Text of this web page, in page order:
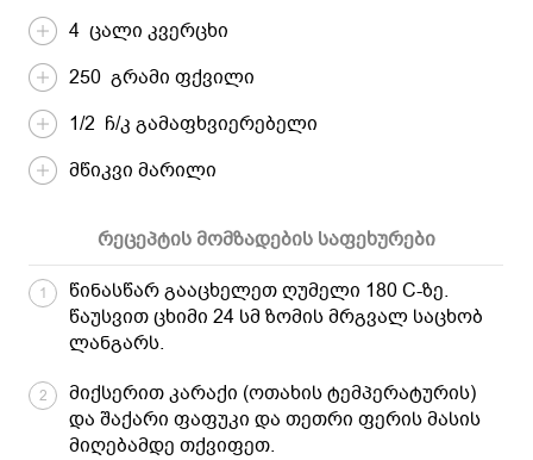
4 ცალი კვერცხი
250 გრამი ფქვილი
1/2 ჩ/კ გამაფხვიერებელი
მწიკვი მარილი
რეცეპტის მომზადების საფეხურები
1
წინასწარ გააცხელეთ ღუმელი 180 C-ზე.
წაუსვით ცხიმი 24 სმ ზომის მრგვალ საცხობ
ლანგარს.
2
მიქსერით კარაქი (ოთახის ტემპერატურის)
და შაქარი ფაფუკი და თეთრი ფერის მასის
მიღებამდე თქვიფეთ.